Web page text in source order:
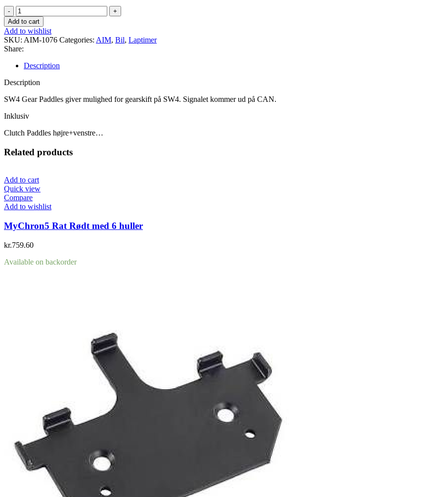
SW4
Clutch
Paddles
quantity
Add to cart
Add to wishlist
SKU: AIM-1076 Categories: AIM, Bil, Laptimer
Share:
Description
Description
SW4 Gear Paddles giver mulighed for gearskift på SW4. Signalet kommer ud på CAN.
Inklusiv
Clutch Paddles højre+venstre…
Related products
Add to cart
Quick view
Compare
Add to wishlist
MyChron5 Rat Rødt med 6 huller
kr.759.60
Available on backorder